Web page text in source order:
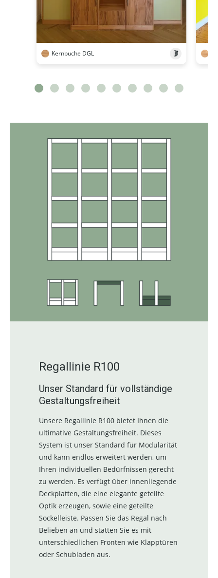
Kernbuche DGL
Regallinie R100
Unser Standard für vollständige
Gestaltungsfreiheit
Unsere Regallinie R100 bietet Ihnen die
ultimative Gestaltungsfreiheit. Dieses
System ist unser Standard für Modularität
und kann endlos erweitert werden, um
Ihren individuellen Bedürfnissen gerecht
zu werden. Es verfügt über innenliegende
Deckplatten, die eine elegante geteilte
Optik erzeugen, sowie eine geteilte
Sockelleiste. Passen Sie das Regal nach
Belieben an und statten Sie es mit
unterschiedlichen Fronten wie Klapptüren
oder Schubladen aus.